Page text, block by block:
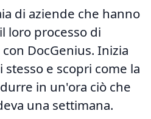
di aziende che hanno
loro processo di
DocGenius. Inizia
e scopri come la
in un'ora ciò che
una settimana.